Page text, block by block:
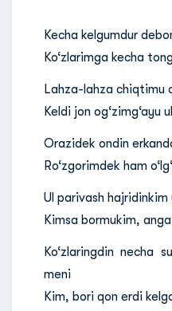
Kecha kelgumdur
Ko‘zlarimga kecha
Lahza-lahza chiqtimu
Keldi jon og‘zimg‘ayu
Orazidek ondin
Ro‘zgorimdek ham
Ul parivash hajridinkim
Kimsa bormukim,
Ko‘zlaringdin necha
meni
Kim, bori qon erdi